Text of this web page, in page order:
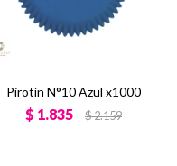
Pirotín N°10 Azul x1000
$ 1.835 $2.159